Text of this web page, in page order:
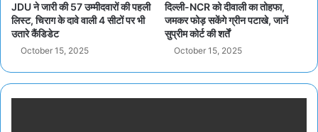
JDU ने जारी की 57 उम्मीदवारों की पहली
लिस्ट, चिराग के दावे वाली 4 सीटों पर भी
उतारे कैंडिडेट
October 15, 2025
दिल्ली-NCR को दीवाली का तोहफा,
जमकर फोड़ सकेंगे ग्रीन पटाखे, जानें
सुप्रीम कोर्ट की शर्तें
October 15, 2025